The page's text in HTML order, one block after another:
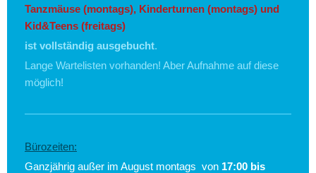
Tanzmäuse (montags), Kinderturnen (montags) und
Kid&Teens (freitags)
ist vollständig ausgebucht.
Lange Wartelisten vorhanden! Aber Aufnahme auf diese
möglich!
Bürozeiten:
Ganzjährig außer im August montags von 17:00 bis